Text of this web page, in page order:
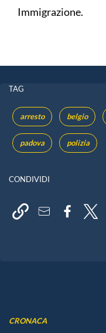
Immigrazione.
TAG
arresto belgio
padova polizia
CONDIVIDI
CRONACA